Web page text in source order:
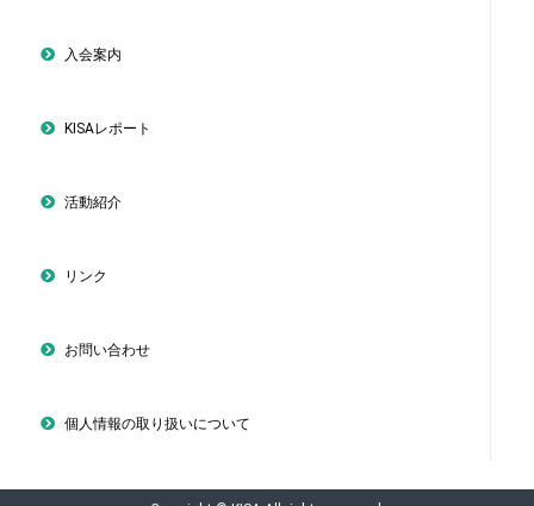
入会案内
KISAレポート
活動紹介
リンク
お問い合わせ
個人情報の取り扱いについて